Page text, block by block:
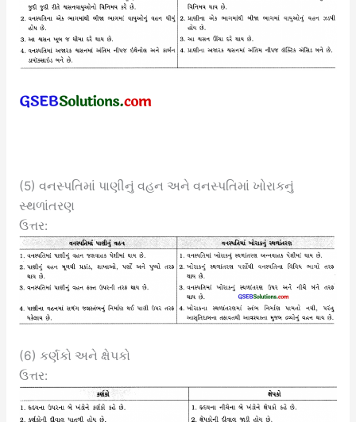
(5) વનસ્પતિમાં પાણીનું વહન અને વનસ્પતિમાં ખોરાકનું
સ્થળાંતરણ
ઉત્તર:
(6) કર્ણકો અને ક્ષેપકો
ઉત્તર: